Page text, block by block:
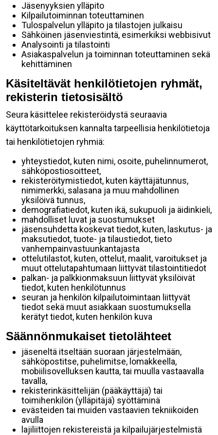
Jäsenyyksien ylläpito
Kilpailutoiminnan toteuttaminen
Tulospalvelun ylläpito ja tilastojen julkaisu
Sähköinen jäsenviestintä, esimerkiksi webbisivut
Analysointi ja tilastointi
Asiakaspalvelun ja toiminnan toteuttaminen sekä
kehittäminen
Käsiteltävät henkilötietojen ryhmät,
rekisterin tietosisältö
Seura käsittelee rekisteröidystä seuraavia
käyttötarkoituksen kannalta tarpeellisia henkilötietoja
tai henkilötietojen ryhmiä:
yhteystiedot, kuten nimi, osoite, puhelinnumerot,
sähköpostiosoitteet,
rekisteröitymistiedot, kuten käyttäjätunnus,
nimimerkki, salasana ja muu mahdollinen
yksilöivä tunnus,
demografiatiedot, kuten ikä, sukupuoli ja äidinkieli,
mahdolliset luvat ja suostumukset
jäsensuhdetta koskevat tiedot, kuten, laskutus- ja
maksutiedot, tuote- ja tilaustiedot, tieto
vanhempainvastuunkantajasta
ottelutilastot, kuten, ottelut, maalit, varoitukset ja
muut ottelutapahtumaan liittyvät tilastointitiedot
palkan- ja palkkionmaksuun liittyvät yksilöivät
tiedot, kuten henkilötunnus
seuran ja henkilön kilpailutoimintaan liittyvät
tiedot sekä muut asiakkaan suostumuksella
kerätyt tiedot, kuten henkilön kuva
Säännönmukaiset tietolähteet
jäseneltä itseltään suoraan järjestelmään,
sähköpostitse, puhelimitse, lomakkeella,
mobiilisovelluksen kautta, tai muulla vastaavalla
tavalla,
rekisterinkäsittelijän (pääkäyttäjä) tai
toimihenkilön (ylläpitäjä) syöttäminä
evästeiden tai muiden vastaavien tekniikoiden
avulla
lajiliittojen rekistereistä ja kilpailujärjestelmistä